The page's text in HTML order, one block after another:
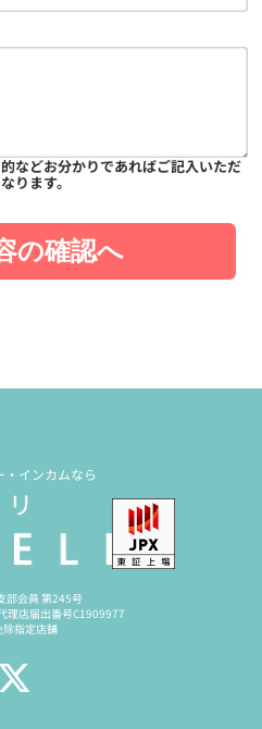
などお分かりであればご記入いただ
ります。
の確認へ
インカムなら
部会員 第245号
理店届出番号C1909977
指定店舗